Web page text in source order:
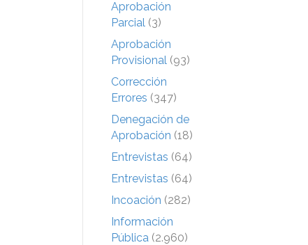
Aprobación
Parcial (3)
Aprobación
Provisional (93)
Corrección
Errores (347)
Denegación de
Aprobación (18)
Entrevistas (64)
Entrevistas (64)
Incoación (282)
Información
Pública (2.960)